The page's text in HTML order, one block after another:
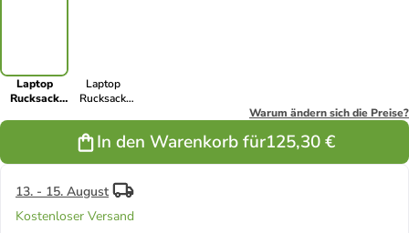
Laptop
Rucksack
Laptop
Rucksack
mud green
Warum ändern sich die Preise?
In den Warenkorb für125,30 €
13. - 15. August
Kostenloser Versand